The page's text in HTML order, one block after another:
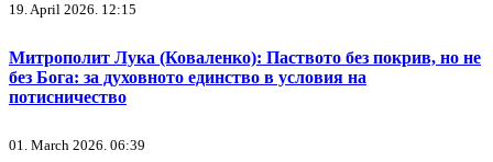
19. April 2026. 12:15
Митрополит Лука (Коваленко): Паството без покрив, но не
без Бога: за духовното единство в условия на
потисничество
01. March 2026. 06:39